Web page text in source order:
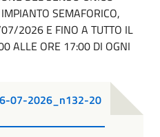
SEMAFORICO,
2026 E FINO A TUTTO IL
ALLE ORE 17:00 DI OGNI
07-2026_n132-20